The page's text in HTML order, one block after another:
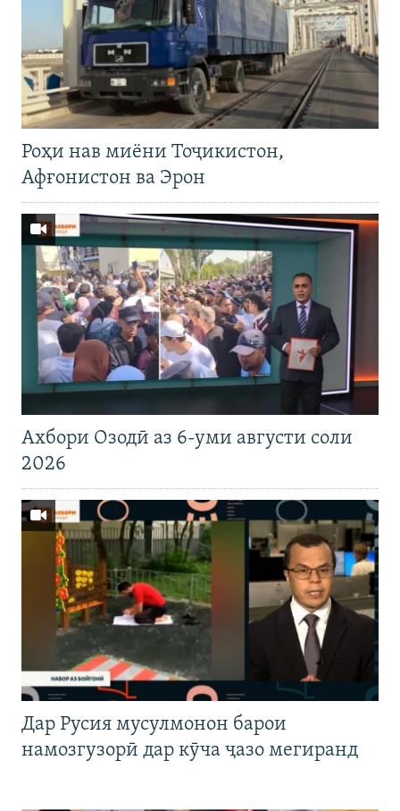
Роҳи нав миёни Тоҷикистон,
Афғонистон ва Эрон
Ахбори Озодӣ аз 6-уми августи соли
2026
Дар Русия мусулмонон барои
намозгузорӣ дар кӯча ҷазо мегиранд